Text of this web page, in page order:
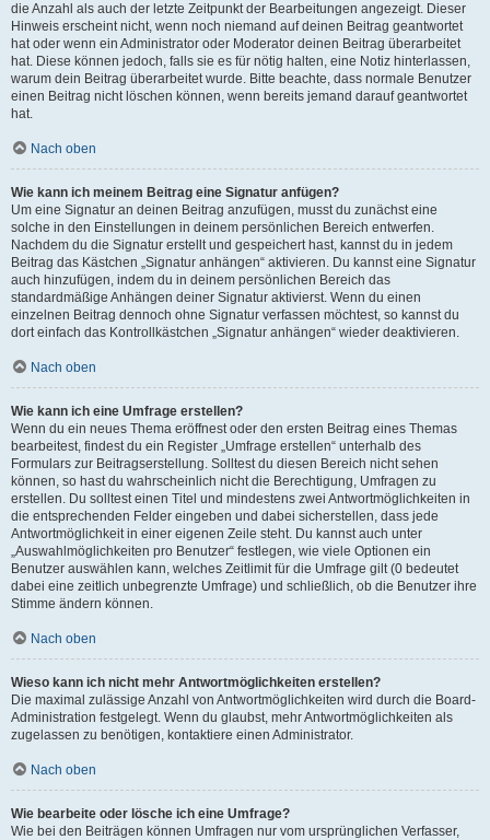
die Anzahl als auch der letzte Zeitpunkt der Bearbeitungen angezeigt. Dieser
Hinweis erscheint nicht, wenn noch niemand auf deinen Beitrag geantwortet
hat oder wenn ein Administrator oder Moderator deinen Beitrag überarbeitet
hat. Diese können jedoch, falls sie es für nötig halten, eine Notiz hinterlassen,
warum dein Beitrag überarbeitet wurde. Bitte beachte, dass normale Benutzer
einen Beitrag nicht löschen können, wenn bereits jemand darauf geantwortet
hat.
Nach oben
Wie kann ich meinem Beitrag eine Signatur anfügen?
Um eine Signatur an deinen Beitrag anzufügen, musst du zunächst eine
solche in den Einstellungen in deinem persönlichen Bereich entwerfen.
Nachdem du die Signatur erstellt und gespeichert hast, kannst du in jedem
Beitrag das Kästchen „Signatur anhängen“ aktivieren. Du kannst eine Signatur
auch hinzufügen, indem du in deinem persönlichen Bereich das
standardmäßige Anhängen deiner Signatur aktivierst. Wenn du einen
einzelnen Beitrag dennoch ohne Signatur verfassen möchtest, so kannst du
dort einfach das Kontrollkästchen „Signatur anhängen“ wieder deaktivieren.
Nach oben
Wie kann ich eine Umfrage erstellen?
Wenn du ein neues Thema eröffnest oder den ersten Beitrag eines Themas
bearbeitest, findest du ein Register „Umfrage erstellen“ unterhalb des
Formulars zur Beitragserstellung. Solltest du diesen Bereich nicht sehen
können, so hast du wahrscheinlich nicht die Berechtigung, Umfragen zu
erstellen. Du solltest einen Titel und mindestens zwei Antwortmöglichkeiten in
die entsprechenden Felder eingeben und dabei sicherstellen, dass jede
Antwortmöglichkeit in einer eigenen Zeile steht. Du kannst auch unter
„Auswahlmöglichkeiten pro Benutzer“ festlegen, wie viele Optionen ein
Benutzer auswählen kann, welches Zeitlimit für die Umfrage gilt (0 bedeutet
dabei eine zeitlich unbegrenzte Umfrage) und schließlich, ob die Benutzer ihre
Stimme ändern können.
Nach oben
Wieso kann ich nicht mehr Antwortmöglichkeiten erstellen?
Die maximal zulässige Anzahl von Antwortmöglichkeiten wird durch die Board-
Administration festgelegt. Wenn du glaubst, mehr Antwortmöglichkeiten als
zugelassen zu benötigen, kontaktiere einen Administrator.
Nach oben
Wie bearbeite oder lösche ich eine Umfrage?
Wie bei den Beiträgen können Umfragen nur vom ursprünglichen Verfasser,